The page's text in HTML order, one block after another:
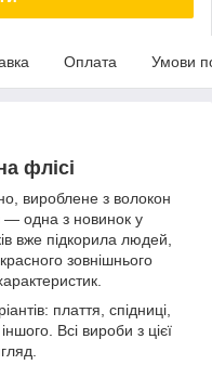
Оплата Умови
флісі
вироблене з волокон
— одна з новинок у
вже підкорила людей,
зовнішнього
плаття, спідниці,
Всі вироби з цієї